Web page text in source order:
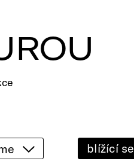
blížící se